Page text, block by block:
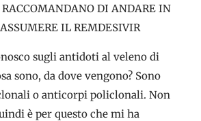
DI ANDARE IN
IL REMDESIVIR
sugli antidoti al veleno di
sono, da dove vengono? Sono
o anticorpi policlonali. Non
è per questo che mi ha